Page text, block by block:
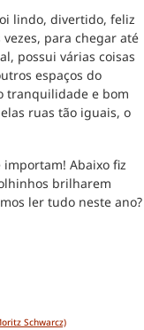
lindo, divertido, feliz
para chegar até
possui várias coisas
espaços do
tranquilidade e bom
ruas tão iguais, o
Abaixo fiz
brilharem
ler tudo neste ano?
Schwarcz)